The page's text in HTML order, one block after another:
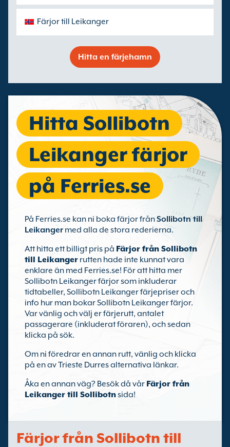
Färjor till Leikanger
Hitta en färjehamn
Hitta Sollibotn
Leikanger färjor
på Ferries.se
På Ferries.se kan ni boka färjor frånSollibotn till
Leikanger med alla de stora rederierna.
Att hitta ett billigt pris på Färjor från Sollibotn
till Leikanger rutten hade inte kunnat vara
enklare än med Ferries.se! För att hitta mer
Sollibotn Leikanger färjor som inkluderar
tidtabeller, Sollibotn Leikanger färjepriser och
info hur man bokar Sollibotn Leikanger färjor.
Var vänlig och välj er färjerutt, antalet
passagerare (inkluderat föraren), och sedan
klicka på sök.
Om ni föredrar en annan rutt, vänlig och klicka
på en av Trieste Durres alternativa länkar.
Åka en annan väg? Besök då vår Färjor från
Leikanger till Sollibotnsida!
Färjor från Sollibotn till